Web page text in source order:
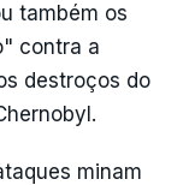
também os
contra a
destroços do
minam